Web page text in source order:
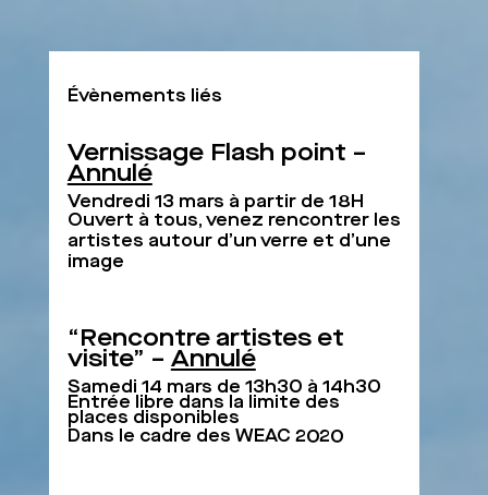
Évènements liés
Vernissage Flash point –
Annulé
Vendredi 13 mars à partir de 18H
Ouvert à tous, venez rencontrer les
artistes autour d’un verre et d’une
image
“Rencontre artistes et
visite” – Annulé
Samedi 14 mars de 13h30 à 14h30
Entrée libre dans la limite des
places disponibles
Dans le cadre des WEAC 2020